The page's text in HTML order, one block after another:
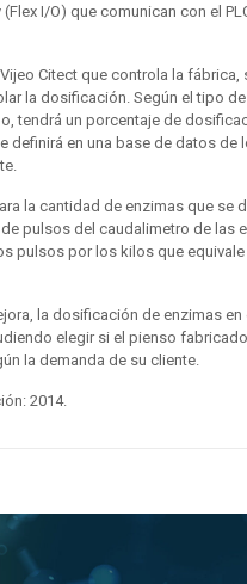
I/O) que comunican con el
Citect que controla la fábrica,
la dosificación. Según el tipo
tendrá un porcentaje de
definirá en una base de datos de
la cantidad de enzimas que se
pulsos del caudalimetro de las
pulsos por los kilos que equivale
la dosificación de enzimas en
elegir si el pienso
la demanda de su cliente.
2014.